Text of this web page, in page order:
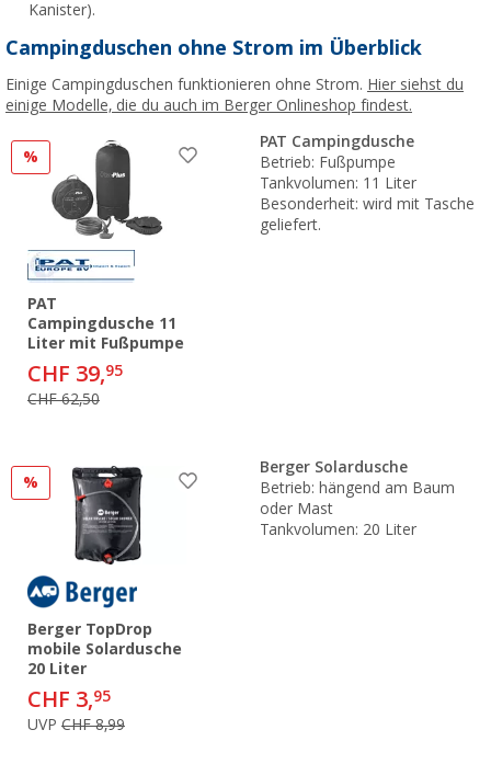
Kanister).
Campingduschen ohne Strom im Überblick
Einige Campingduschen funktionieren ohne Strom. Hier siehst du
einige Modelle, die du auch im Berger Onlineshop findest.
%
PAT
Campingdusche 11
Liter mit Fußpumpe
CHF 39,95
CHF 62,50
PAT Campingdusche
Betrieb: Fußpumpe
Tankvolumen: 11 Liter
Besonderheit: wird mit Tasche
geliefert.
%
Berger TopDrop
mobile Solardusche
20 Liter
CHF 3,95
UVP CHF 8,99
Berger Solardusche
Betrieb: hängend am Baum
oder Mast
Tankvolumen: 20 Liter